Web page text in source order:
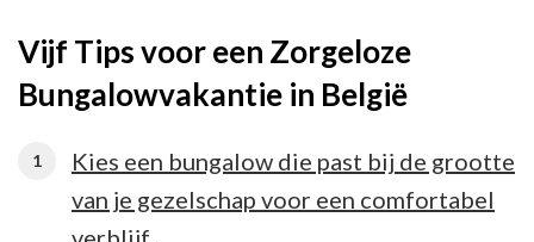
Vijf Tips voor een Zorgeloze
Bungalowvakantie in België
Kies een bungalow die past bij de grootte
van je gezelschap voor een comfortabel